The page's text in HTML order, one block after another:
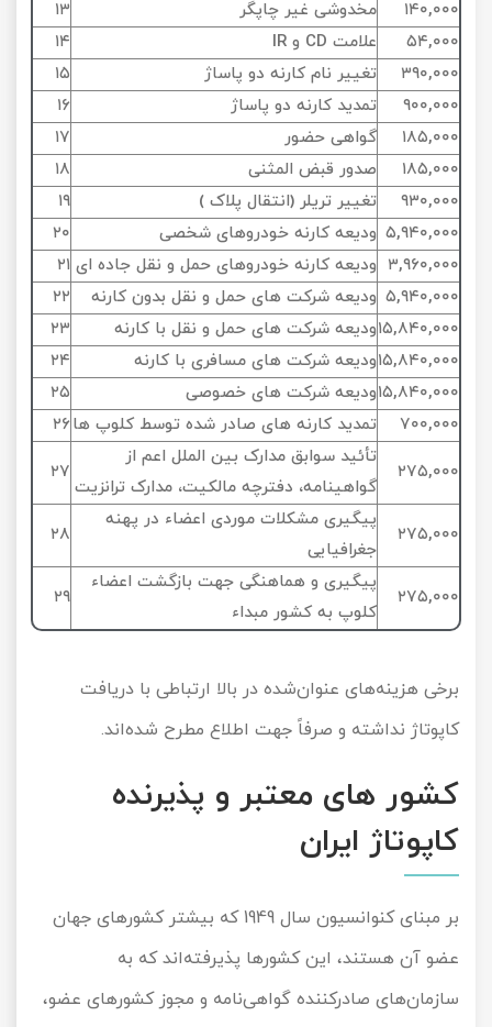
۱۴۰,۰۰۰ مخدوشی غیر چاپگر
۱۳
۵۴,۰۰۰
علامت CD و IR
۱۴
۳۹۰,۰۰۰
تغییر نام کارنه دو پاساژ
۱۵
۹۰۰,۰۰۰
تمدید کارنه دو پاساژ
۱۶
۱۸۵,۰۰۰
گواهی حضور
۱۷
۱۸۵,۰۰۰
صدور قبض المثنی
۱۸
۹۳۰,۰۰۰
تغییر تریلر (انتقال پلاک )
۱۹
۵,۹۴۰,۰۰۰ ودیعه کارنه خودروهای شخصی
۲۰
۳,۹۶۰,۰۰۰ ودیعه کارنه خودروهای حمل و نقل جاده ای ۲۱
۵,۹۴۰,۰۰۰ ودیعه شرکت های حمل و نقل بدون کارنه
۲۲
۱۵,۸۴۰,۰۰۰ودیعه شرکت های حمل و نقل با کارنه
۲۳
۱۵,۸۴۰,۰۰۰ودیعه شرکت های مسافری با کارنه
۲۴
۱۵,۸۴۰,۰۰۰ودیعه شرکت های خصوصی
۲۵
۷۰۰,۰۰۰
تمدید کارنه های صادر شده توسط کلوپ ها۲۶
۲۷۵,۰۰۰
تأئید سوابق مدارک بین الملل اعم از
گواهینامه، دفترچه مالکیت، مدارک ترانزیت
۲۷
۲۷۵,۰۰۰
پیگیری مشکلات موردی اعضاء در پهنه
جغرافیایی
۲۸
۲۷۵,۰۰۰
پیگیری و هماهنگی جهت بازگشت اعضاء
کلوپ به کشور مبداء
۲۹
برخی هزینه‌های عنوان‌شده در بالا ارتباطی با دریافت
کاپوتاژ نداشته و صرفاً جهت اطلاع مطرح‌ شده‌اند.
کشور های معتبر و پذیرنده
کاپوتاژ ایران
بر مبنای کنوانسیون سال 1949 که بیشتر کشورهای جهان
عضو آن هستند، این کشورها پذیرفته‌اند که به
سازمان‌های صادرکننده گواهی‌نامه و مجوز کشورهای عضو،